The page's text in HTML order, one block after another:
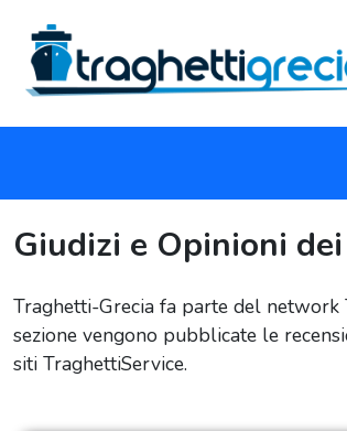
Giudizi e Opinioni
Traghetti-Grecia fa parte del network
sezione vengono pubblicate le
siti TraghettiService.